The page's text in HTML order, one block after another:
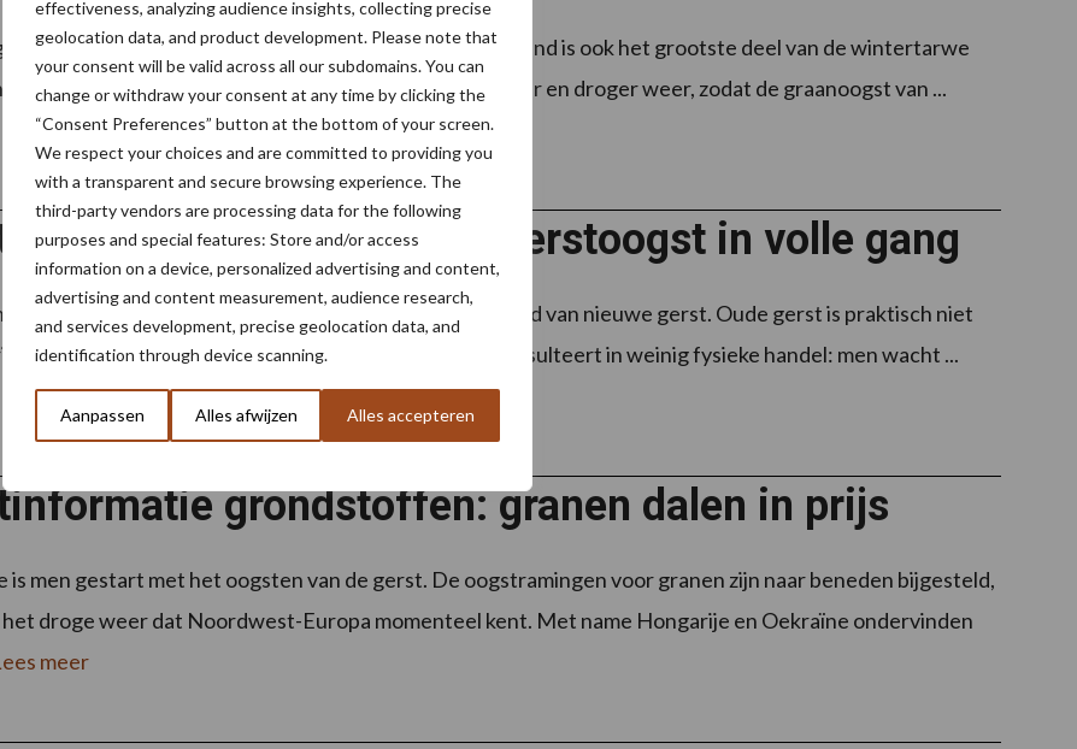
effectiveness, analyzing audience insights, collecting precise
geolocation data, and product development. Please note that
your consent will be valid across all our subdomains. You can
change or withdraw your consent at any time by clicking the
“Consent Preferences” button at the bottom of your screen.
We respect your choices and are committed to providing you
with a transparent and secure browsing experience. The
third-party vendors are processing data for the following
purposes and special features: Store and/or access
information on a device, personalized advertising and content,
advertising and content measurement, audience research,
and services development, precise geolocation data, and
identification through device scanning.
Aanpassen Alles afwijzen Alles accepteren
ligt inmiddels in de schuur, en in het zuiden van het land is ook het grootste deel van de wintertarwe
de rest van Nederland is echter nog gewacht op zonniger en droger weer, zodat de graanoogst van ...
grondstoffen: gerstoogst in volle gang
Europa is in volle gang, met al een goede beschikbaarheid van nieuwe gerst. Oude gerst is praktisch niet
De prijzen voor gerst zijn momenteel laag, wat resulteert in weinig fysieke handel: men wacht ...
grondstoffen: granen dalen in prijs
is men gestart met het oogsten van de gerst. De oogstramingen voor granen zijn naar beneden bijgesteld,
droge weer dat Noordwest-Europa momenteel kent. Met name Hongarije en Oekraïne ondervinden
meer